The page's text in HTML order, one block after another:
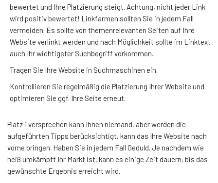
bewertet und Ihre Platzierung steigt. Achtung, nicht jeder Link
wird positiv bewertet! Linkfarmen sollten Sie in jedem Fall
vermeiden. Es sollte von themenrelevanten Seiten auf Ihre
Website verlinkt werden und nach Möglichkeit sollte im Linktext
auch Ihr wichtigster Suchbegriff vorkommen.
Tragen Sie Ihre Website in Suchmaschinen ein.
Kontrollieren Sie regelmäßig die Platzierung Ihrer Website und
optimieren Sie ggf. Ihre Seite erneut.
Platz 1 versprechen kann Ihnen niemand, aber werden die
aufgeführten Tipps berücksichtigt, kann das Ihre Website nach
vorne bringen. Haben Sie in jedem Fall Geduld. Je nachdem wie
heiß umkämpft Ihr Markt ist, kann es einige Zeit dauern, bis das
gewünschte Ergebnis erreicht wird.